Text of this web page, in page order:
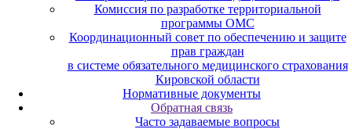
Комиссия по разработке территориальной
программы ОМС
Координационный совет по обеспечению и защите
прав граждан
в системе обязательного медицинского страхования
Кировской области
Нормативные документы
Обратная связь
Часто задаваемые вопросы